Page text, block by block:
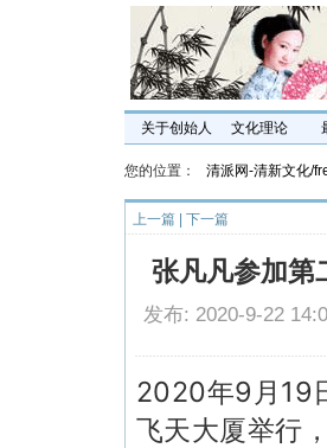
关于创始人 文化理论
您的位置： 清派网-清新文化/
上一篇 | 下一篇
张凡凡参加第
发布: 2020-9-22
2020年9月19
飞天大厦举行